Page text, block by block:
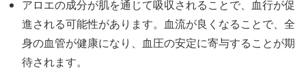
アロエの成分が肌を通じて吸収されることで、血行が促
進される可能性があります。血流が良くなることで、全
身の血管が健康になり、血圧の安定に寄与することが期
待されます。